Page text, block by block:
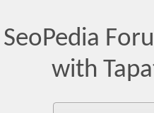
with